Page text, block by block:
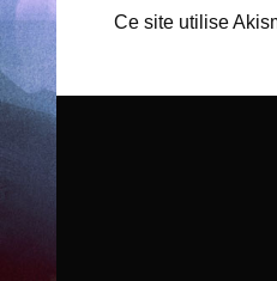
Ce site utilise